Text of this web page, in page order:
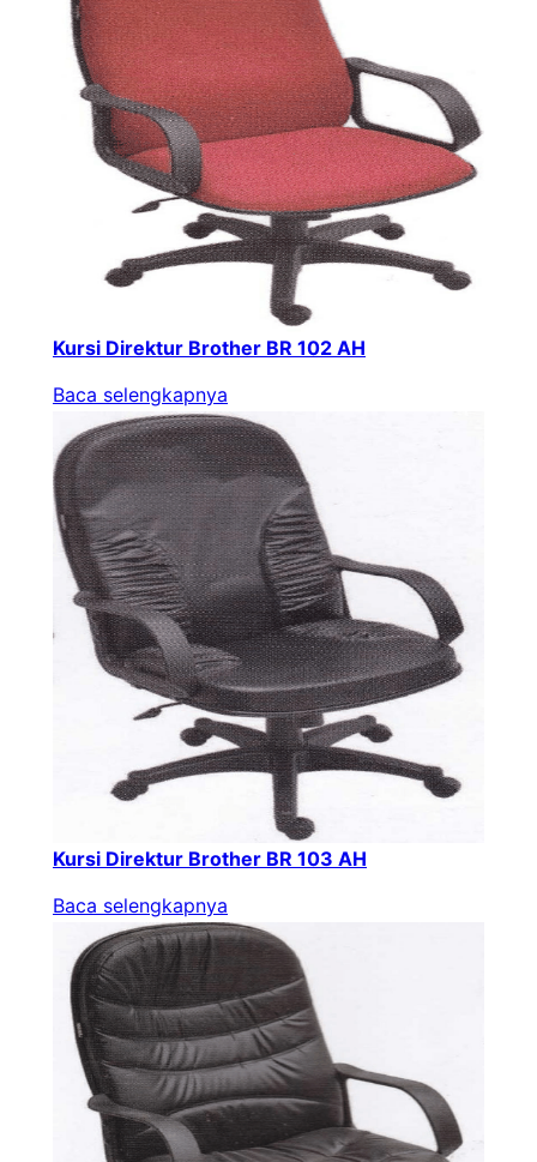
Kursi Direktur Brother BR 102 AH
Baca selengkapnya
Kursi Direktur Brother BR 103 AH
Baca selengkapnya